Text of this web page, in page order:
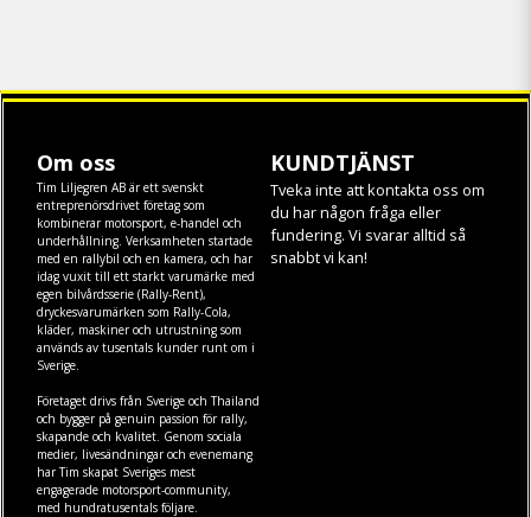
Om oss
Tim Liljegren AB är ett svenskt
entreprenörsdrivet företag som
kombinerar motorsport, e-handel och
underhållning. Verksamheten startade
med en rallybil och en kamera, och har
idag vuxit till ett starkt varumärke med
egen bilvårdsserie (Rally-Rent),
dryckesvarumärken som Rally-Cola,
kläder, maskineroch utrustning som
används av tusentals kunder runt om i
Sverige.
Företaget drivs från Sverige och Thailand
och bygger på genuin passion för rally,
skapande och kvalitet. Genom sociala
medier, livesändningar och evenemang
har Tim skapat Sveriges mest
engagerade motorsport-community,
med hundratusentals följare.
KUNDTJÄNST
Tveka inte att kontakta oss om
du har någon fråga eller
fundering. Vi svarar alltid så
snabbt vi kan!